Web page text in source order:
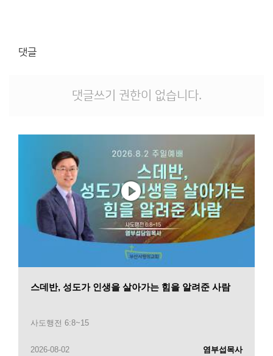
댓글
댓글쓰기 권한이 없습니다.
스데반, 성도가 인생을 살아가는 힘을 알려준 사람
사도행전 6:8~15
2026-08-02 염부섭목사